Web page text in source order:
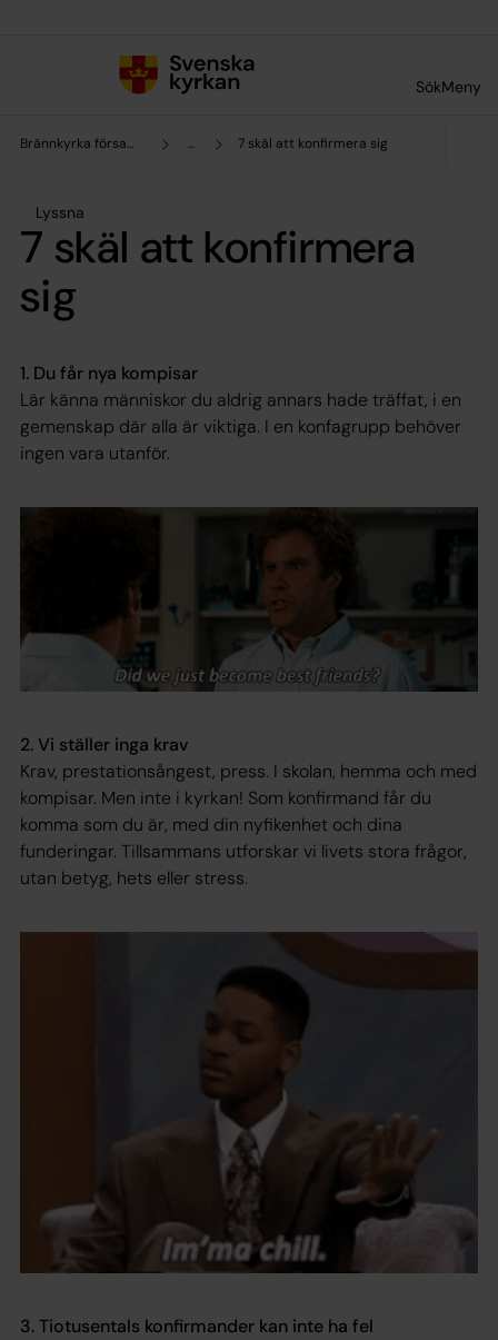
SökMeny
Brännkyrka församling ... 7 skäl att konfirmera sig
Lyssna
7 skäl att konfirmera
sig
1. Du får nya kompisar
Lär känna människor du aldrig annars hade träffat, i en
gemenskap där alla är viktiga. I en konfagrupp behöver
ingen vara utanför.
2. Vi ställer inga krav
Krav, prestationsångest, press. I skolan, hemma och med
kompisar. Men inte i kyrkan! Som konfirmand får du
komma som du är, med din nyfikenhet och dina
funderingar. Tillsammans utforskar vi livets stora frågor,
utan betyg, hets eller stress.
3. Tiotusentals konfirmander kan inte ha fel